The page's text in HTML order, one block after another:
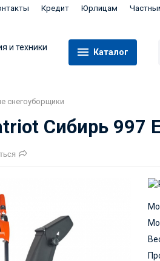
Кредит Юрлицам
Каталог
снегоуборщики
Сибирь 997